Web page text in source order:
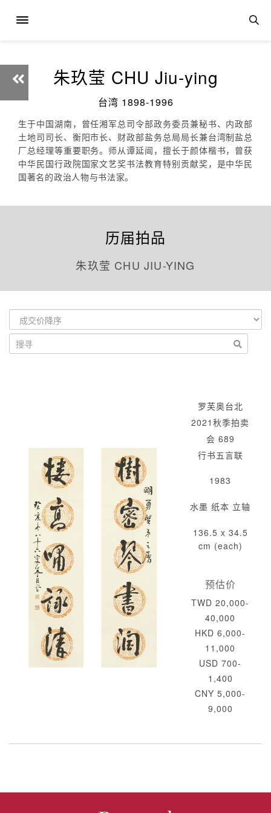
朱玖莹 CHU Jiu-ying
台湾 1898-1996
生于中国湖南，曾任湘军总司令部政务委员兼秘书、内政部
土地司司长、衡阳市长、财政部盐务总局局长兼台湾制盐总
厂总经理等重要职务。师从谭延闿，擅长于颜体楷书，曾获
中华民国行政院国家文艺奖书法教育特别贡献奖，是中华民
国著名的政治人物与书法家。
历届拍品
朱玖莹 CHU JIU-YING
罗芙奥台北
2021秋季拍卖
会 689
行书五言联
1983
水墨 纸本 立轴
136.5 x 34.5
cm (each)
预估价
TWD 20,000-
40,000
HKD 6,000-
11,000
USD 700-
1,400
CNY 5,000-
9,000